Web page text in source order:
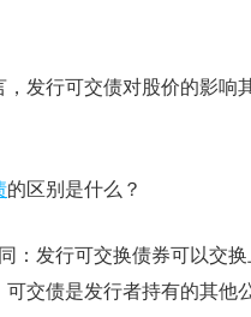
发行可交债对股价的影响
的区别是什么？
：发行可交换债券可以交
交债是发行者持有的其他